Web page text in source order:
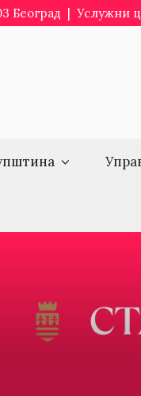
Београд | Услужни